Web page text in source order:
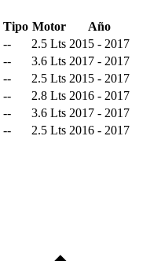
Tipo Motor
Año
-- 2.5 Lts 2015 - 2017
-- 3.6 Lts 2017 - 2017
-- 2.5 Lts 2015 - 2017
-- 2.8 Lts 2016 - 2017
-- 3.6 Lts 2017 - 2017
-- 2.5 Lts 2016 - 2017